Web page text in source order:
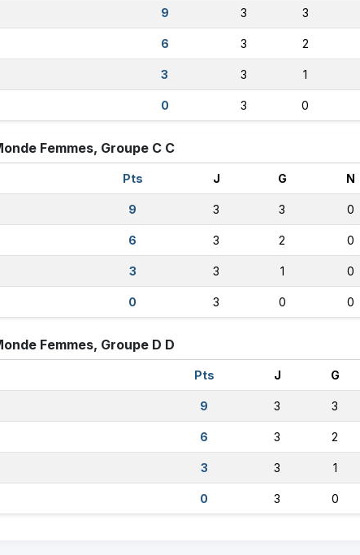
9 3 3
6 3 2
3 3 1
0 3 0
Femmes, Groupe C C
Pts J G N
9 3 3 0
6 3 2 0
3 3 1 0
0 3 0 0
Femmes, Groupe D D
Pts J G
9 3 3
6 3 2
3 3 1
0 3 0